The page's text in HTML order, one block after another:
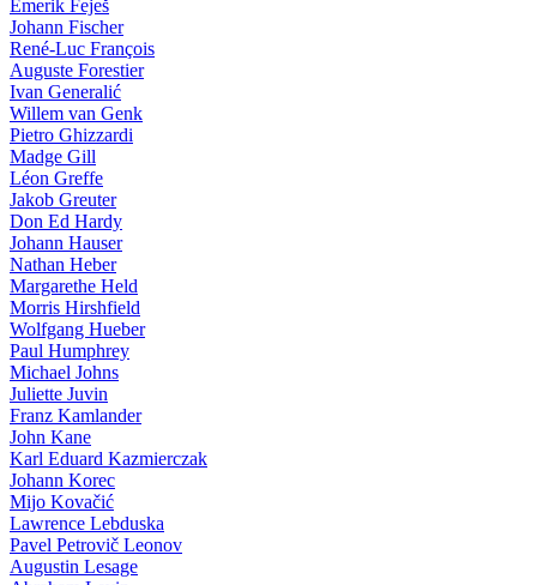
Emerik Feješ
Johann Fischer
René-Luc François
Auguste Forestier
Ivan Generalić
Willem van Genk
Pietro Ghizzardi
Madge Gill
Léon Greffe
Jakob Greuter
Don Ed Hardy
Johann Hauser
Nathan Heber
Margarethe Held
Morris Hirshfield
Wolfgang Hueber
Paul Humphrey
Michael Johns
Juliette Juvin
Franz Kamlander
John Kane
Karl Eduard Kazmierczak
Johann Korec
Mijo Kovačić
Lawrence Lebduska
Pavel Petrovič Leonov
Augustin Lesage